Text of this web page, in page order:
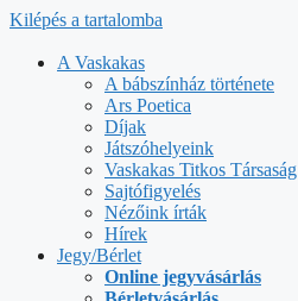
Kilépés a tartalomba
A Vaskakas
A bábszínház története
Ars Poetica
Díjak
Játszóhelyeink
Vaskakas Titkos Társaság
Sajtófigyelés
Nézőink írták
Hírek
Jegy/Bérlet
Online jegyvásárlás